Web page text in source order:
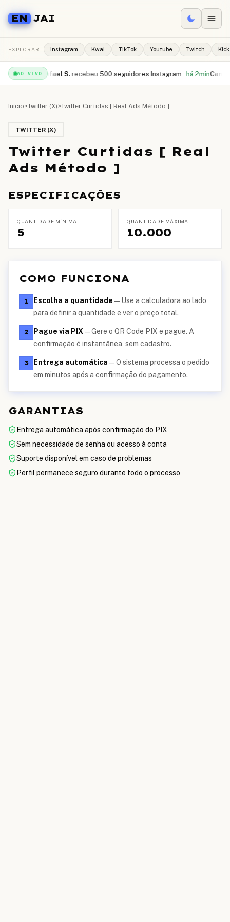
EN JAI
EXPLORAR Instagram Kwai TikTok Youtube Twitch Kick
AO VIVO
· há 1minRafael S. recebeu 500 seguidores Instagram ·há 2minCamila
Início>Twitter (X)>Twitter Curtidas [ Real Ads Método ]
TWITTER (X)
Twitter Curtidas [ Real
Ads Método ]
ESPECIFICAÇÕES
QUANTIDADE MÍNIMA
5
QUANTIDADE MÁXIMA
10.000
COMO FUNCIONA
1 Escolha a quantidade — Use a calculadora ao lado
para definir a quantidade e ver o preço total.
2 Pague via PIX —Gere o QR Code PIX e pague. A
confirmação é instantânea, sem cadastro.
3 Entrega automática —O sistema processa o pedido
em minutos após a confirmação do pagamento.
GARANTIAS
Entrega automática após confirmação do PIX
Sem necessidade de senha ou acesso à conta
Suporte disponível em caso de problemas
Perfil permanece seguro durante todo o processo